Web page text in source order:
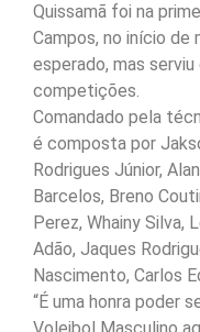
Quissamã foi na
Campos, no início de
esperado, mas
competições.
Comandado pela
é composta por
Rodrigues Júnior,
Barcelos, Breno
Perez, Whainy Silva,
Adão, Jaques
Nascimento, Carlos
“É uma honra poder